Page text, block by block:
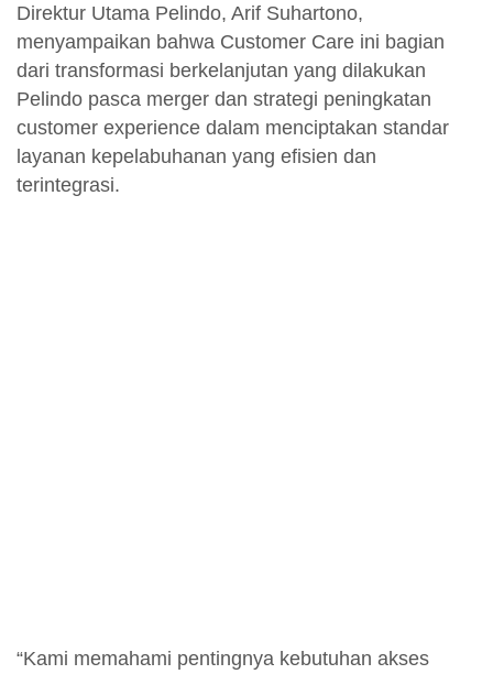
Direktur Utama Pelindo, Arif Suhartono,
menyampaikan bahwa Customer Care ini bagian
dari transformasi berkelanjutan yang dilakukan
Pelindo pasca merger dan strategi peningkatan
customer experience dalam menciptakan standar
layanan kepelabuhanan yang efisien dan
terintegrasi.
“Kami memahami pentingnya kebutuhan akses